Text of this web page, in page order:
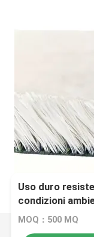
Uso duro
condizioni
pp
MOQ：500 MQ